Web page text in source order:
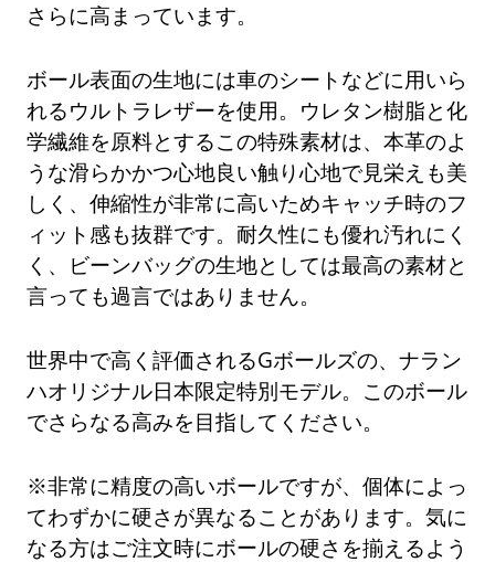
さらに高まっています。
ボール表面の生地には車のシートなどに用いら
れるウルトラレザーを使用。ウレタン樹脂と化
学繊維を原料とするこの特殊素材は、本革のよ
うな滑らかかつ心地良い触り心地で見栄えも美
しく、伸縮性が非常に高いためキャッチ時のフ
ィット感も抜群です。耐久性にも優れ汚れにく
く、ビーンバッグの生地としては最高の素材と
言っても過言ではありません。
世界中で高く評価されるGボールズの、ナラン
ハオリジナル日本限定特別モデル。このボール
でさらなる高みを目指してください。
※非常に精度の高いボールですが、個体によっ
てわずかに硬さが異なることがあります。気に
なる方はご注文時にボールの硬さを揃えるよう